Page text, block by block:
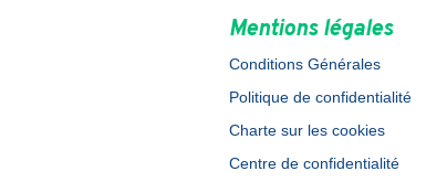
Mentions légales
Conditions Générales
Politique de confidentialité
Charte sur les cookies
Centre de confidentialité